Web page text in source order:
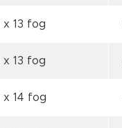
x 13 fog
x 13 fog
x 14 fog